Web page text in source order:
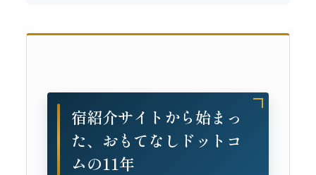
宿紹介サイトから始まっ
た、おもてなしドットコ
ムの11年